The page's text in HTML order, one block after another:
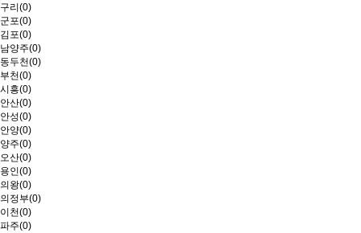
구리(0)
군포(0)
김포(0)
남양주(0)
동두천(0)
부천(0)
시흥(0)
안산(0)
안성(0)
안양(0)
양주(0)
오산(0)
용인(0)
의왕(0)
의정부(0)
이천(0)
파주(0)